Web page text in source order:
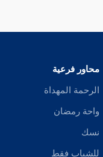
محاور فرعية
الرحمة المهداة
واحة رمضان
نسك
للشباب فقط